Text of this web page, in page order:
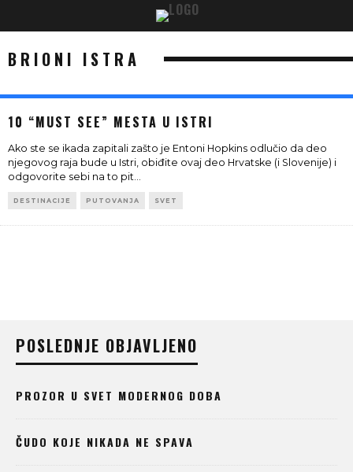
BRIONI ISTRA
10 “MUST SEE” MESTA U ISTRI
Ako ste se ikada zapitali zašto je Entoni Hopkins odlučio da deo
njegovog raja bude u Istri, obiđite ovaj deo Hrvatske (i Slovenije) i
odgovorite sebi na to pit...
DESTINACIJE PUTOVANJA SVET
POSLEDNJE OBJAVLJENO
PROZOR U SVET MODERNOG DOBA
ČUDO KOJE NIKADA NE SPAVA